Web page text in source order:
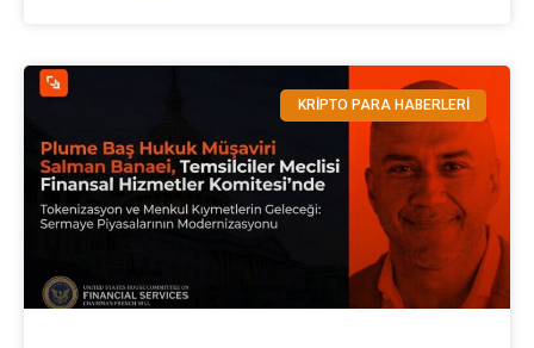
KRİPTO PARA HABERLERİ